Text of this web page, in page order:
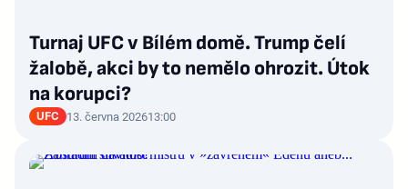
Turnaj UFC v Bílém domě. Trump čelí
žalobě, akci by to nemělo ohrozit. Útok
na korupci?
UFC 13. června 202613:00